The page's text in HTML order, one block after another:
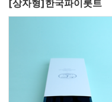
[상자형]한국파이롯트